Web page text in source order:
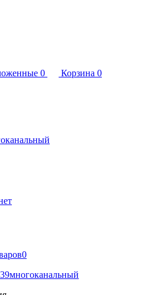
0 Корзина 0
0
многоканальный